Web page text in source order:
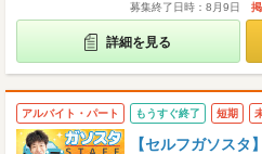
募集終了日時：8月9日
詳細を見る
アルバイト・パート もうすぐ終了 短期
【セルフガソスタ